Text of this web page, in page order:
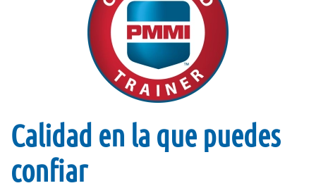
Calidad en la que puedes
confiar